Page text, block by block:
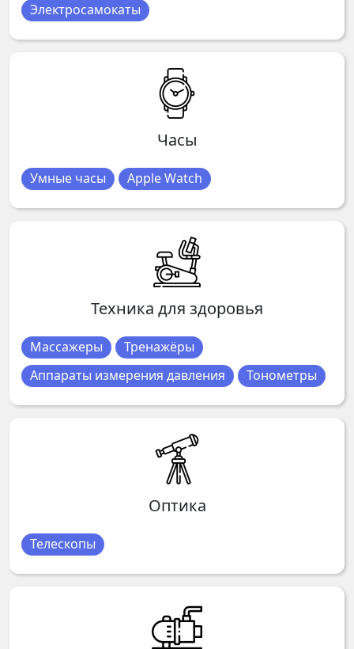
Электросамокаты
Часы
Умные часы Apple Watch
Техника для здоровья
Массажеры
Тренажёры
Аппараты измерения давления
Тонометры
Оптика
Телескопы